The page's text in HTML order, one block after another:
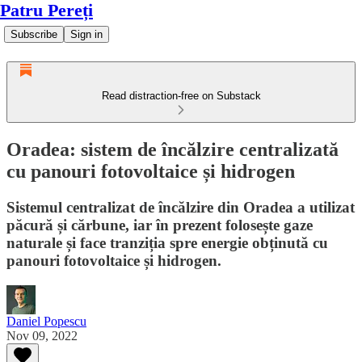
Patru Pereți
Subscribe Sign in
Read distraction-free on Substack
Oradea: sistem de încălzire centralizată
cu panouri fotovoltaice și hidrogen
Sistemul centralizat de încălzire din Oradea a utilizat
păcură și cărbune, iar în prezent folosește gaze
naturale și face tranziția spre energie obținută cu
panouri fotovoltaice și hidrogen.
Daniel Popescu
Nov 09, 2022